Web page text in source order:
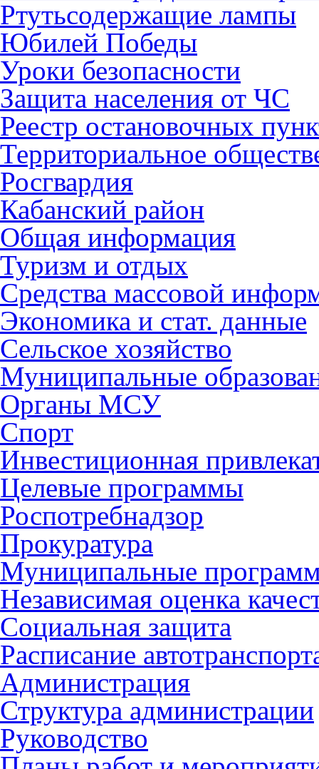
Ртутьсодержащие лампы
Юбилей Победы
Уроки безопасности
Защита населения от ЧС
Реестр остановочных
Территориальное
Росгвардия
Кабанский район
Общая информация
Туризм и отдых
Средства массовой
Экономика и стат. данные
Сельское хозяйство
Муниципальные
Органы МСУ
Спорт
Инвестиционная
Целевые программы
Роспотребнадзор
Прокуратура
Муниципальные
Независимая оценка
Социальная защита
Расписание
Администрация
Структура администрации
Руководство